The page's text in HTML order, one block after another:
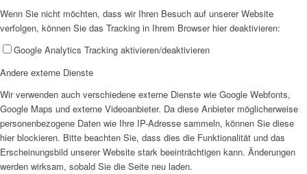
AHOI
Wenn Sie nicht möchten, dass wir Ihren Besuch auf unserer Website
verfolgen, können Sie das Tracking in Ihrem Browser hier deaktivieren:
Google Analytics Tracking aktivieren/deaktivieren
Andere externe Dienste
Wir verwenden auch verschiedene externe Dienste wie Google Webfonts,
Google Maps und externe Videoanbieter. Da diese Anbieter möglicherweise
personenbezogene Daten wie Ihre IP-Adresse sammeln, können Sie diese
hier blockieren. Bitte beachten Sie, dass dies die Funktionalität und das
Erscheinungsbild unserer Website stark beeinträchtigen kann. Änderungen
werden wirksam, sobald Sie die Seite neu laden.